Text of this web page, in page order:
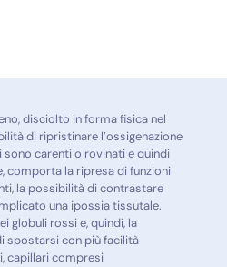
disciolto in forma fisica nel
di ripristinare l’ossigenazione
sono carenti o rovinati e quindi
comporta la ripresa di funzioni
la possibilità di contrastare
una ipossia tissutale.
globuli rossi e, quindi, la
spostarsi con più facilità
capillari compresi